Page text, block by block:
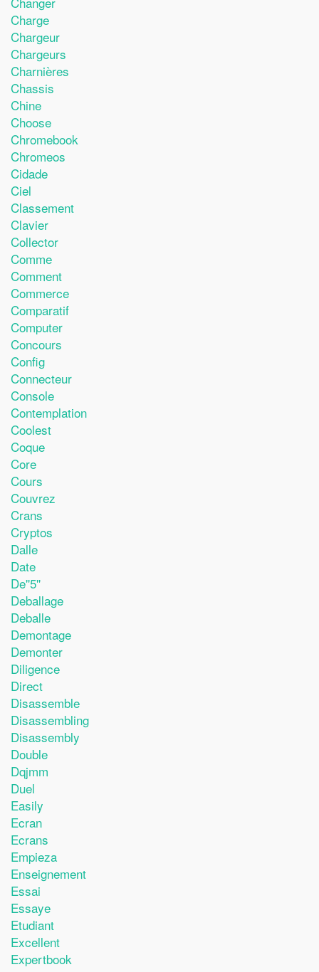
Charge
Chargeur
Chargeurs
Charnières
Chassis
Chine
Choose
Chromebook
Chromeos
Cidade
Ciel
Classement
Clavier
Collector
Comme
Comment
Commerce
Comparatif
Computer
Concours
Config
Connecteur
Console
Contemplation
Coolest
Coque
Core
Cours
Couvrez
Crans
Cryptos
Dalle
Date
De''5''
Deballage
Deballe
Demontage
Demonter
Diligence
Direct
Disassemble
Disassembling
Disassembly
Double
Dqjmm
Duel
Easily
Ecran
Ecrans
Empieza
Enseignement
Essai
Essaye
Etudiant
Excellent
Expertbook